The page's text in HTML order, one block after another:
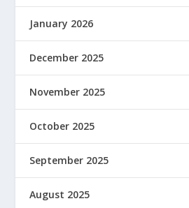
January 2026
December 2025
November 2025
October 2025
September 2025
August 2025